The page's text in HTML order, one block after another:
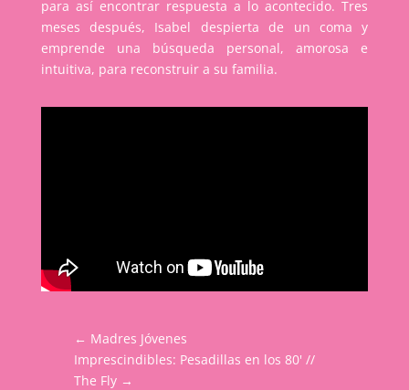
para así encontrar respuesta a lo acontecido. Tres
meses después, Isabel despierta de un coma y
emprende una búsqueda personal, amorosa e
intuitiva, para reconstruir a su familia.
← Madres Jóvenes
Imprescindibles: Pesadillas en los 80' //
The Fly→